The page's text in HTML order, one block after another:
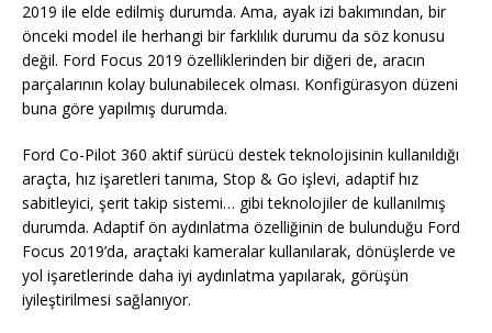
2019 ile elde edilmiş durumda. Ama, ayak izi bakımından, bir
önceki model ile herhangi bir farklılık durumu da söz konusu
değil. Ford Focus 2019 özelliklerinden bir diğeri de, aracın
parçalarının kolay bulunabilecek olması. Konfigürasyon düzeni
buna göre yapılmış durumda.
Ford Co-Pilot 360 aktif sürücü destek teknolojisinin kullanıldığı
araçta, hız işaretleri tanıma, Stop & Go işlevi, adaptif hız
sabitleyici, şerit takip sistemi… gibi teknolojiler de kullanılmış
durumda. Adaptif ön aydınlatma özelliğinin de bulunduğu Ford
Focus 2019’da, araçtaki kameralar kullanılarak, dönüşlerde ve
yol işaretlerinde daha iyi aydınlatma yapılarak, görüşün
iyileştirilmesi sağlanıyor.